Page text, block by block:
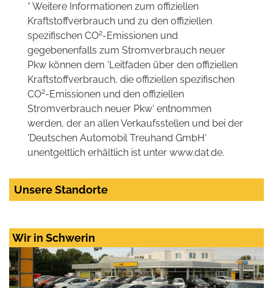
* Weitere Informationen zum offiziellen
Kraftstoffverbrauch und zu den offiziellen
spezifischen CO2-Emissionen und
gegebenenfalls zum Stromverbrauch neuer
Pkw können dem 'Leitfaden über den offiziellen
Kraftstoffverbrauch, die offiziellen spezifischen
CO2-Emissionen und den offiziellen
Stromverbrauch neuer Pkw' entnommen
werden, der an allen Verkaufsstellen und bei der
'Deutschen Automobil Treuhand GmbH'
unentgeltlich erhältlich ist unter www.dat.de.
Unsere Standorte
Wir in Schwerin